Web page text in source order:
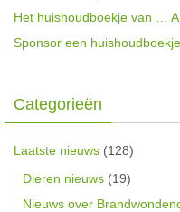
Het huishoudboekje van …
Sponsor een huishoudboekje
Categorieën
Laatste nieuws (128)
Dieren nieuws (19)
Nieuws over